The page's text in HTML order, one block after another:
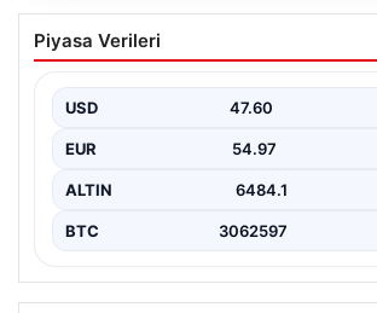
Altın fiyatları canlı 8 Nisan
fiyatları ne kadar oldu? Gram,
fiyatları
Piyasa Verileri
USD 47.60
EUR 54.97
ALTIN 6484.1
BTC 3062597